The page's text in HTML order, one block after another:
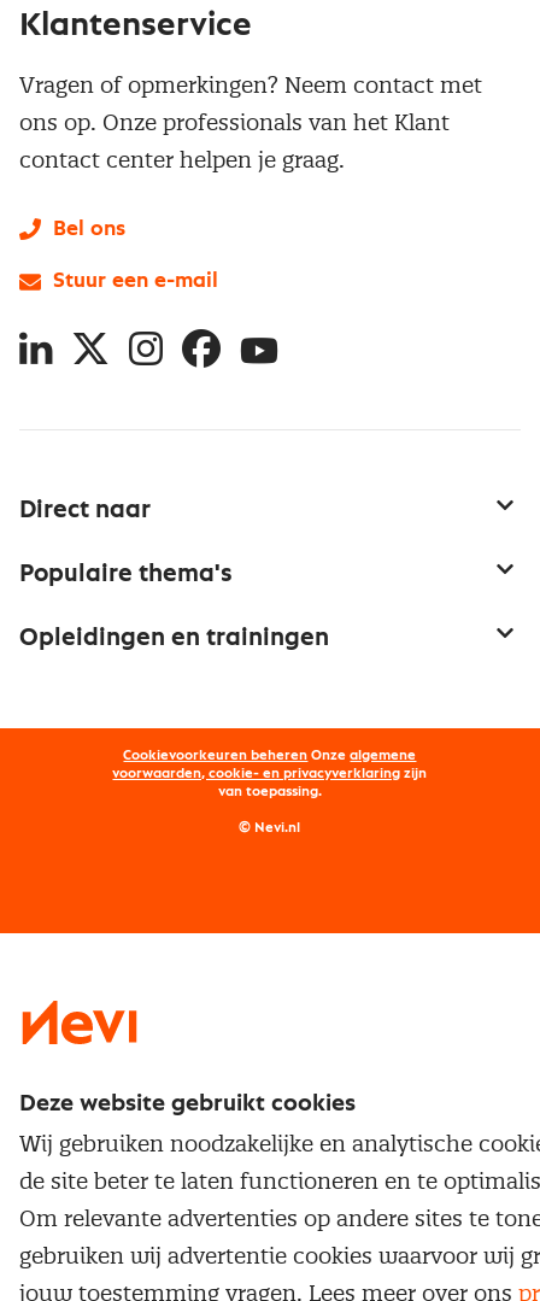
Direct naar
Netwerk en communities
Word lid van Nevi
Nevi PMI®
Populaire thema's
Onderhandelen
Opleidingen en trainingen
Opleidingen
Maatwerk
Nevi 2
Klantenservice
Vragen of opmerkingen? Neem contact met
ons op. Onze professionals van het Klant
contact center helpen je graag.
Bel ons
Stuur een e-mail
LinkedIn
X InstagramFacebookYouTube
Cookievoorkeuren beheren Onzealgemene
voorwaarden, cookie- en privacyverklaring zijn
van toepassing.
© Nevi.nl
Deze website gebruikt cookies
Wij gebruiken noodzakelijke en analytische
de site beter te laten functioneren en te
Om relevante advertenties op andere sites te
gebruiken wij advertentie cookies waarvoor wij
jouw toestemming vragen. Lees meer over ons